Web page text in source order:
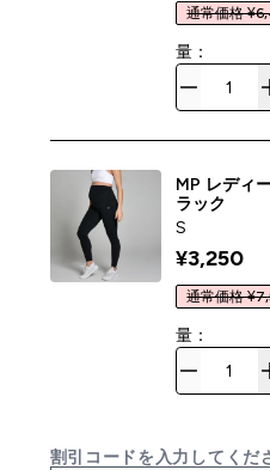
通常価格
量：
MP レディ
ラック
S
¥3,250‎
通常価格
量：
割引コードを入力してくだ